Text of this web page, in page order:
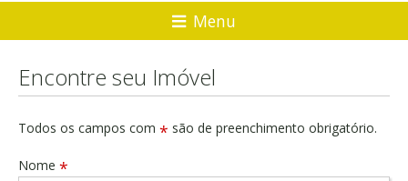
Menu
Encontre seu Imóvel
Todos os campos com * são de preenchimento obrigatório.
Nome *